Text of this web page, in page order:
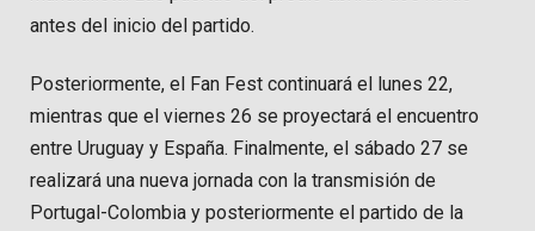
antes del inicio del partido.
Posteriormente, el Fan Fest continuará el lunes 22,
mientras que el viernes 26 se proyectará el encuentro
entre Uruguay y España. Finalmente, el sábado 27 se
realizará una nueva jornada con la transmisión de
Portugal-Colombia y posteriormente el partido de la